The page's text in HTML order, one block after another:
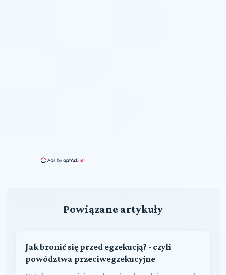
Powiązane artykuły
Jak bronić się przed egzekucją? - czyli
powództwa przeciwegzekucyjne